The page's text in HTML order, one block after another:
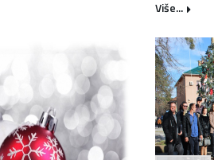
Više...